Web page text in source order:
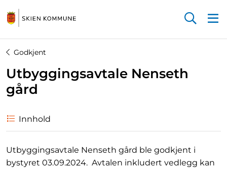
Godkjent
Utbyggingsavtale Nenseth
gård
Innhold
Utbyggingsavtale Nenseth gård ble godkjent i
bystyret 03.09.2024. Avtalen inkludert vedlegg kan